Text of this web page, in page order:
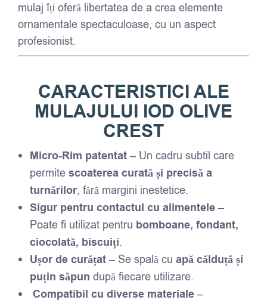
mulaj îți oferă libertatea de a crea elemente
ornamentale spectaculoase, cu un aspect
profesionist.
CARACTERISTICI ALE
MULAJULUI IOD OLIVE
CREST
Micro-Rim patentat – Un cadru subtil care
permite scoaterea curată și precisă a
turnărilor, fără margini inestetice.
Sigur pentru contactul cu alimentele –
Poate fi utilizat pentru bomboane, fondant,
ciocolată, biscuiți.
Ușor de curățat – Se spală cu apă călduță și
puțin săpun după fiecare utilizare.
Compatibil cu diverse materiale –